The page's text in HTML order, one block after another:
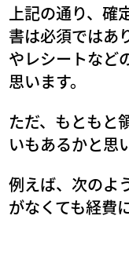
上記の通り、確
書は必須ではあ
やレシートなど
思います。
ただ、もともと
いもあるかと思
例えば、次のよ
がなくても経費